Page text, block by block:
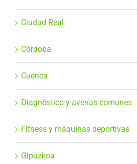
Ciudad Real
Córdoba
Cuenca
Diagnóstico y averías comunes
Fitness y máquinas deportivas
Gipuzkoa